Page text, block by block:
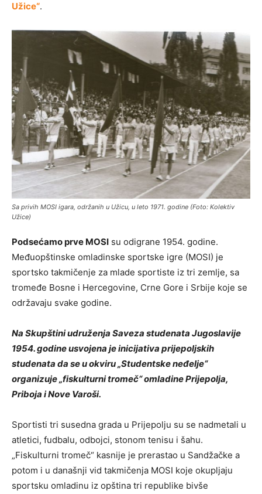
Užice“.
Sa privih MOSI igara, održanih u Užicu, u leto 1971. godine (Foto: Kolektiv
Užice)
Podsećamo prve MOSI su odigrane 1954. godine.
Međuopštinske omladinske sportske igre (MOSI) je
sportsko takmičenje za mlade sportiste iz tri zemlje, sa
tromeđe Bosne i Hercegovine, Crne Gore i Srbije koje se
održavaju svake godine.
Na Skupštini udruženja Saveza studenata Jugoslavije
1954. godine usvojena je inicijativa prijepoljskih
studenata da se u okviru „Studentske neđelje“
organizuje „fiskulturni tromeč“ omladine Prijepolja,
Priboja i Nove Varoši.
Sportisti tri susedna grada u Prijepolju su se nadmetali u
atletici, fudbalu, odbojci, stonom tenisu i šahu.
„Fiskulturni tromeč“ kasnije je prerastao u Sandžačke a
potom i u današnji vid takmičenja MOSI koje okupljaju
sportsku omladinu iz opština tri republike bivše